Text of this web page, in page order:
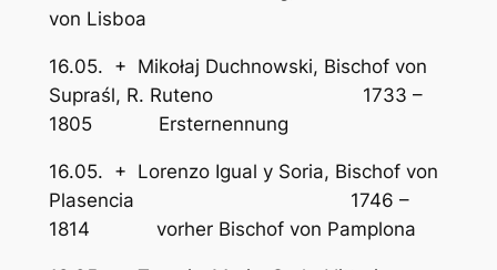
von Lisboa
16.05. + Mikołaj Duchnowski, Bischof von
Supraśl, R. Ruteno 1733 –
1805 Ersternennung
16.05. + Lorenzo Igual y Soria, Bischof von
Plasencia 1746 –
1814 vorher Bischof von Pamplona